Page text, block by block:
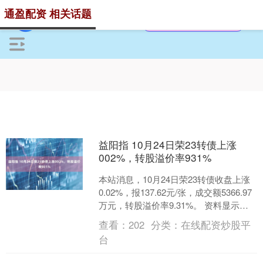
通盈配资 相关话题
益阳指 10月24日荣23转债上涨
002%，转股溢价率931%
本站消息，10月24日荣23转债收盘上涨
0.02%，报137.62元/张，成交额5366.97
万元，转股溢价率9.31%。 资料显示，
荣23转债信用级别为“AA....
查看：202 分类：在线配资炒股平
台